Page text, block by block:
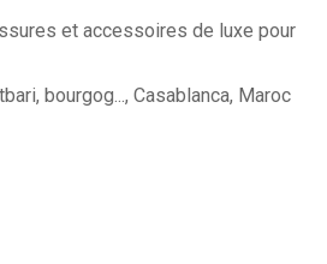
et accessoires de luxe pour
bourgog..., Casablanca, Maroc